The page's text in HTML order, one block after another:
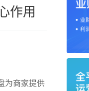
作用
为商家提供